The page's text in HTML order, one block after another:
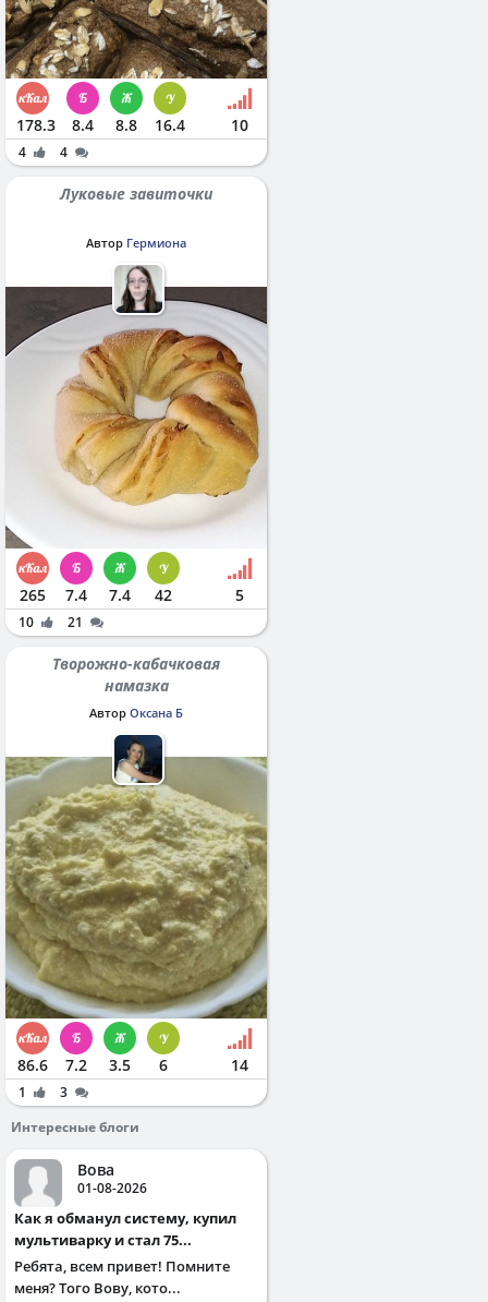
178.3 8.4 8.8 16.4 10
4 4
Луковые завиточки
Автор Гермиона
265 7.4 7.4 42 5
10 21
Творожно-кабачковая
намазка
Автор Оксана Б
86.6 7.2 3.5 6 14
1
3
Интересные блоги
Вова
01-08-2026
Как я обманул систему, купил
мультиварку и стал 75...
Ребята, всем привет! Помните
меня? Того Вову, кото...